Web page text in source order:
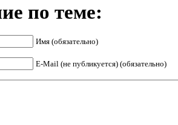
по теме:
Имя (обязательно)
E-Mail (не публикуется) (обязательно)